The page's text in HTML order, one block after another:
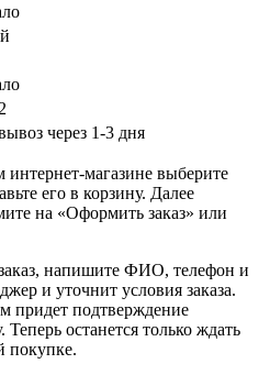
через 1-3 дня
магазине выберите
его в корзину. Далее
на «Оформить заказ» или
напишите ФИО, телефон и
и уточнит условия заказа.
придет подтверждение
останется только ждать
покупке.